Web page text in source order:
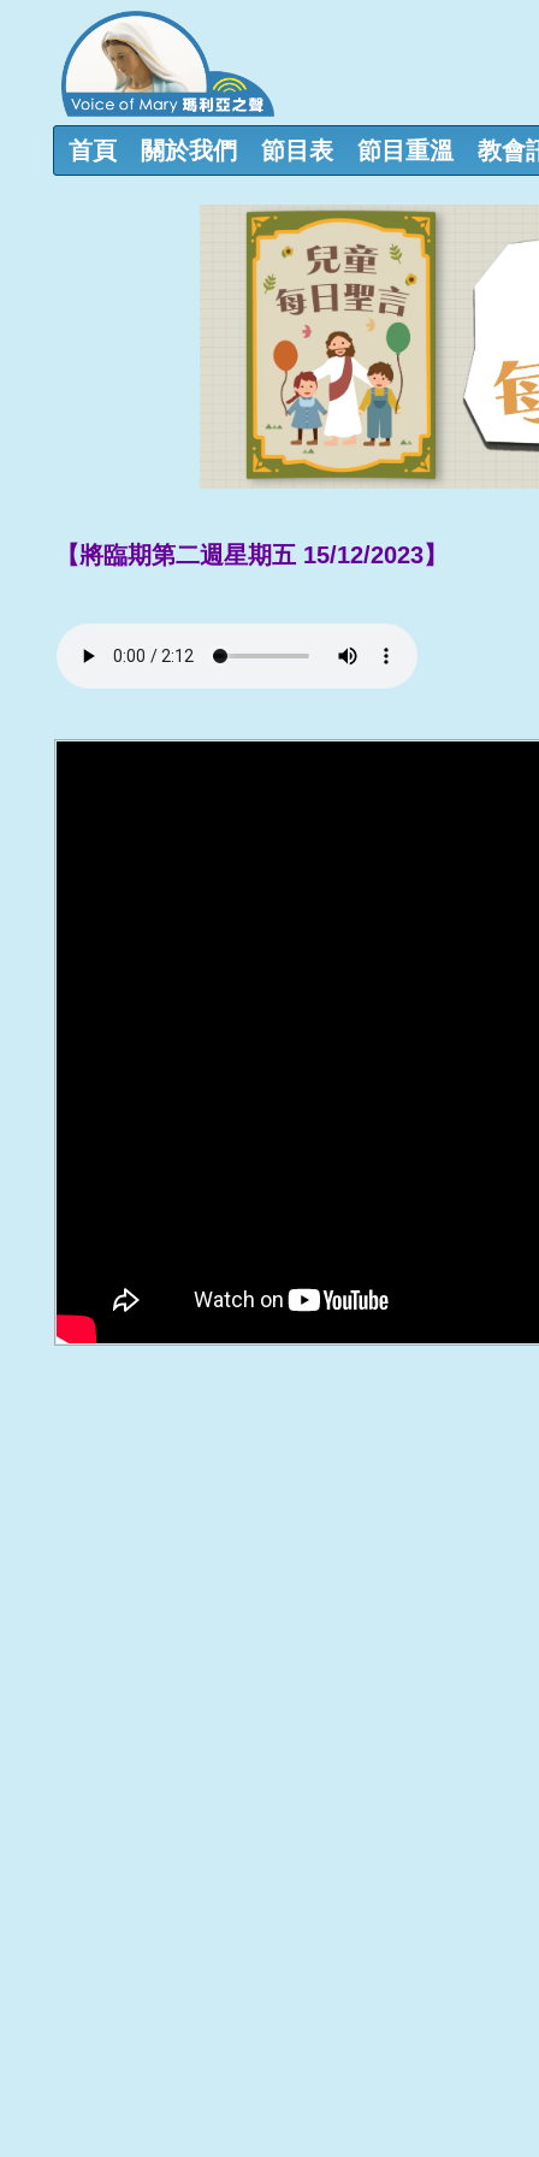
首頁 關於我們 節目表 節目重溫 教會
【將臨期第二週星期五 15/12/2023】